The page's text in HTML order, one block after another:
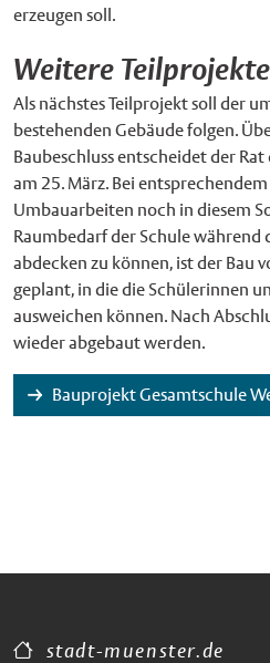
erzeugen soll.
Weitere
Als nächstes Teilprojekt soll der
bestehenden Gebäude folgen.
Baubeschluss entscheidet der
am 25. März. Bei
Umbauarbeiten noch in diesem
Raumbedarf der Schule
abdecken zu können, ist der Bau
geplant, in die die Schülerinnen
ausweichen können. Nach
wieder abgebaut werden.
Bauprojekt Gesamtschule
stadt-muenster.de